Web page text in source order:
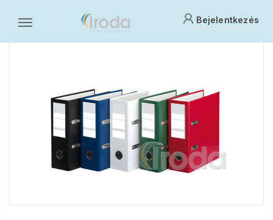
Bejelentkezés